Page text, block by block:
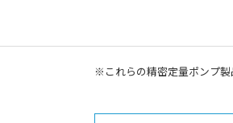
※これらの精密定量ポンプ製